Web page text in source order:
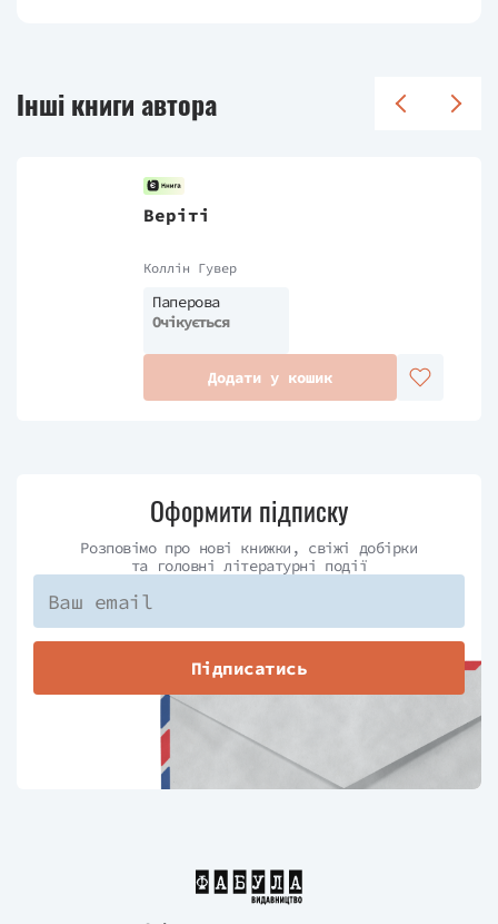
Інші книги автора
Веріті
Коллін Гувер
Паперова
Очікується
Додати у кошик
Оформити підписку
Розповімо про нові книжки, свіжі добірки
та головні літературні події
Підписатись